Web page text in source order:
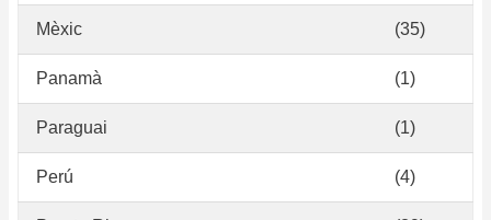
Mèxic (35)
Panamà (1)
Paraguai (1)
Perú (4)